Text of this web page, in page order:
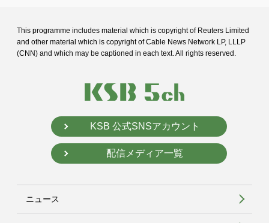
This programme includes material which is copyright of Reuters Limited
and other material which is copyright of Cable News Network LP, LLLP
(CNN) and which may be captioned in each text. All rights reserved.
KSB 公式SNSアカウント
配信メディア一覧
ニュース